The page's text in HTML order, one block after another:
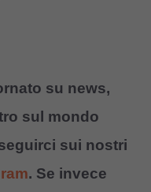
su news,
sul mondo
sui nostri
. Se invece